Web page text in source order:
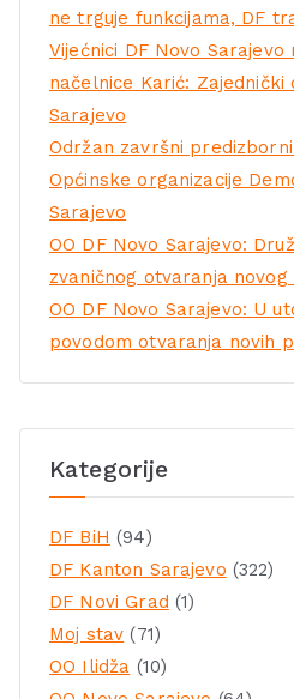
ne trguje funkcijama, DF
Vijećnici DF Novo
načelnice Karić: Zajednički
Sarajevo
Održan završni
Općinske organizacije
Sarajevo
OO DF Novo Sarajevo:
zvaničnog otvaranja
OO DF Novo Sarajevo: U
povodom otvaranja novih
Kategorije
DF BiH (94)
DF Kanton Sarajevo (322)
DF Novi Grad (1)
Moj stav (71)
OO Ilidža (10)